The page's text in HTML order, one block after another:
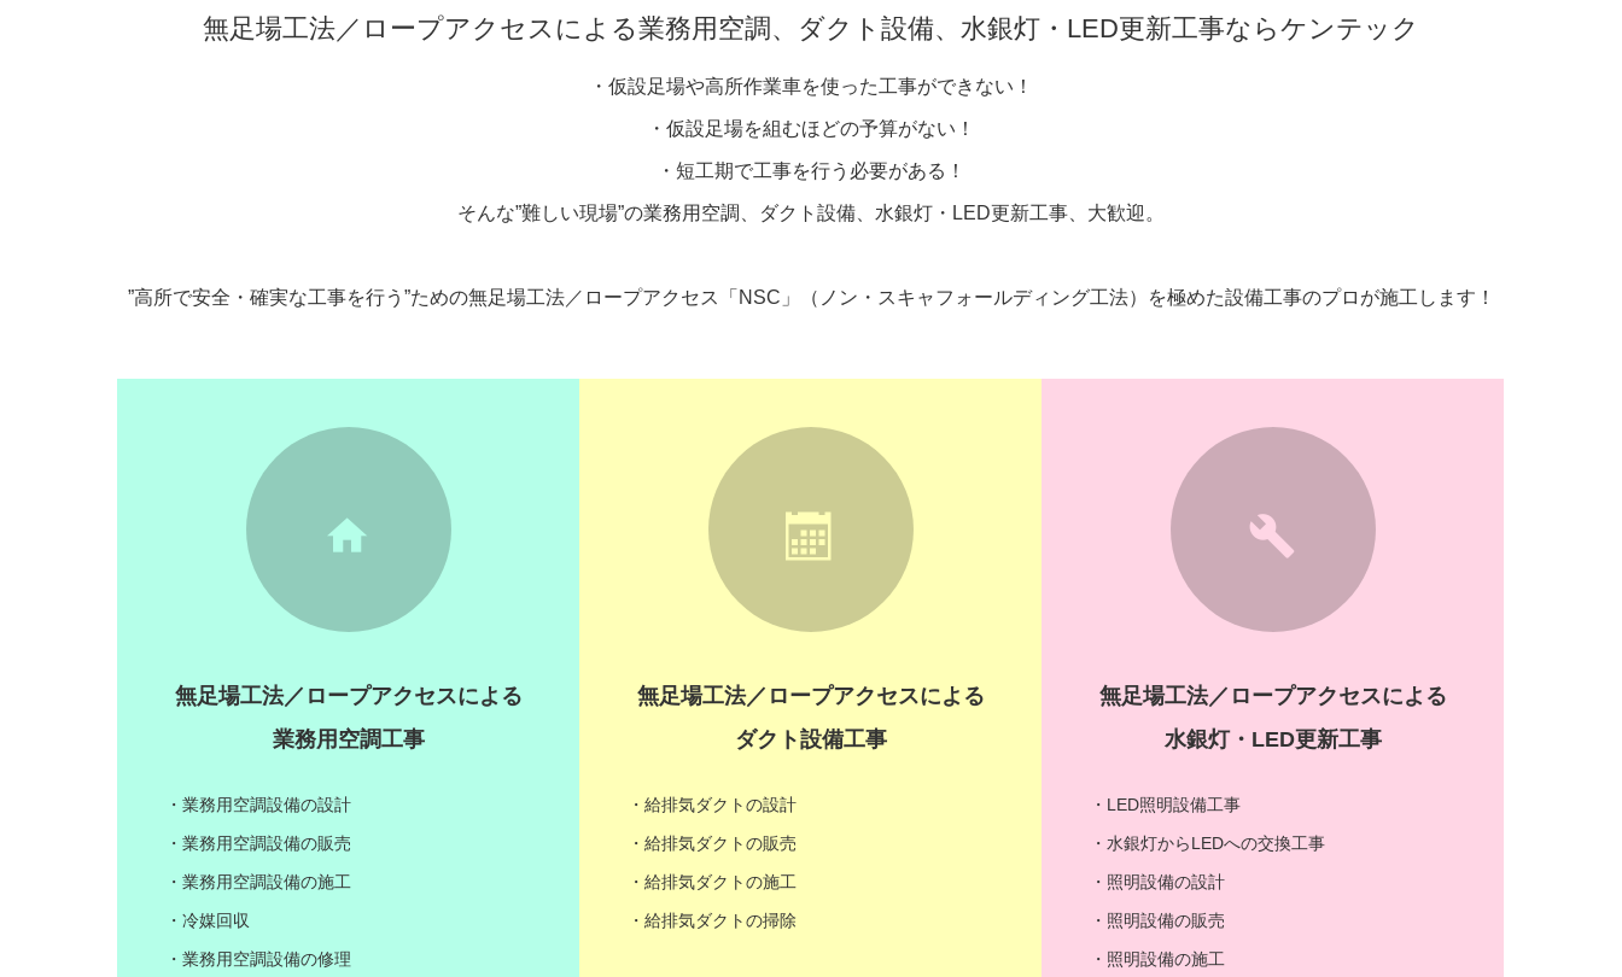
無足場工法／ロープアクセスによる業務用空調、ダクト設備、水銀灯・LED更新工事ならケンテック
・仮設足場や高所作業車を使った工事ができない！
・仮設足場を組むほどの予算がない！
・短工期で工事を行う必要がある！
そんな”難しい現場”の業務用空調、ダクト設備、水銀灯・LED更新工事、大歓迎。
”高所で安全・確実な工事を行う”ための無足場工法／ロープアクセス「NSC」（ノン・スキャフォールディング工法）を極めた設備工事のプロが施工します！
無足場工法／ロープアクセスによる
業務用空調工事
・業務用空調設備の設計
・業務用空調設備の販売
・業務用空調設備の施工
・冷媒回収
・業務用空調設備の修理
無足場工法／ロープアクセスによる
ダクト設備工事
・給排気ダクトの設計
・給排気ダクトの販売
・給排気ダクトの施工
・給排気ダクトの掃除
無足場工法／ロープアクセスによる
水銀灯・LED更新工事
・LED照明設備工事
・水銀灯からLEDへの交換工事
・照明設備の設計
・照明設備の販売
・照明設備の施工